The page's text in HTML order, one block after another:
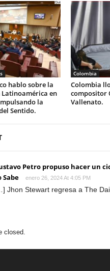
hablo sobre la
Latinoamérica en
la
Sentido.
Colombia
Colombia
compositor
Vallenato.
Petro propuso hacer un
Sabe
enero 26, 2024 At 4:05 PM
Jhon Stewart regresa a The
closed.